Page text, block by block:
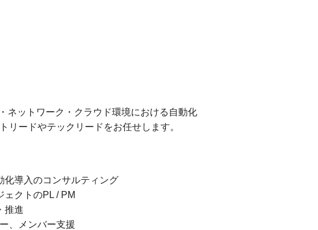
ネットワーク・クラウド環境における自動化
リードやテックリードをお任せします。
導入のコンサルティング
クトのPL / PM
推進
、メンバー支援